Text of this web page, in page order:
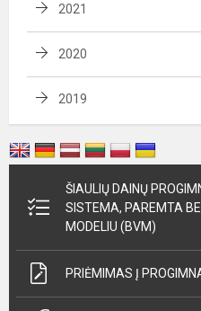
2021
2020
2019
ŠIAULIŲ DAINŲ
SISTEMA, PAREMTA
MODELIU (BVM)
PRIĖMIMAS Į